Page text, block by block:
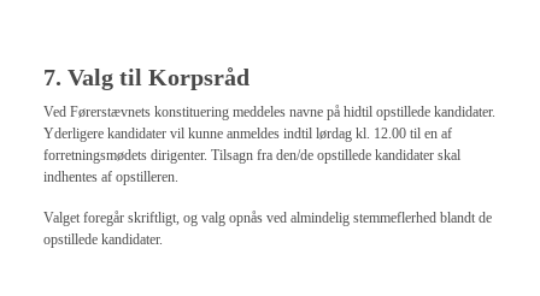
7. Valg til Korpsråd
Ved Førerstævnets konstituering meddeles navne på hidtil opstillede kandidater.
Yderligere kandidater vil kunne anmeldes indtil lørdag kl. 12.00 til en af
forretningsmødets dirigenter. Tilsagn fra den/de opstillede kandidater skal
indhentes af opstilleren.
Valget foregår skriftligt, og valg opnås ved almindelig stemmeflerhed blandt de
opstillede kandidater.